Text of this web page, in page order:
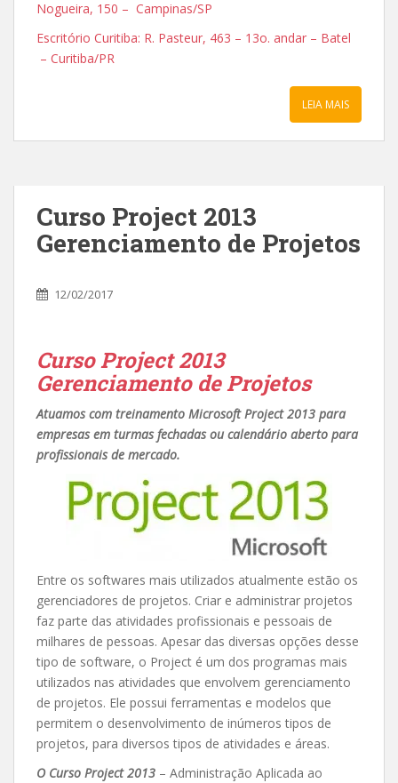
Nogueira, 150 – Campinas/SP
Escritório Curitiba: R. Pasteur, 463 – 13o. andar – Batel
– Curitiba/PR
LEIA MAIS
Curso Project 2013
Gerenciamento de Projetos
12/02/2017
Curso Project 2013
Gerenciamento de Projetos
Atuamos com treinamento Microsoft Project 2013 para
empresas em turmas fechadas ou calendário aberto para
profissionais de mercado.
Entre os softwares mais utilizados atualmente estão os
gerenciadores de projetos. Criar e administrar projetos
faz parte das atividades profissionais e pessoais de
milhares de pessoas. Apesar das diversas opções desse
tipo de software, o Project é um dos programas mais
utilizados nas atividades que envolvem gerenciamento
de projetos. Ele possui ferramentas e modelos que
permitem o desenvolvimento de inúmeros tipos de
projetos, para diversos tipos de atividades e áreas.
O Curso Project 2013 – Administração Aplicada ao